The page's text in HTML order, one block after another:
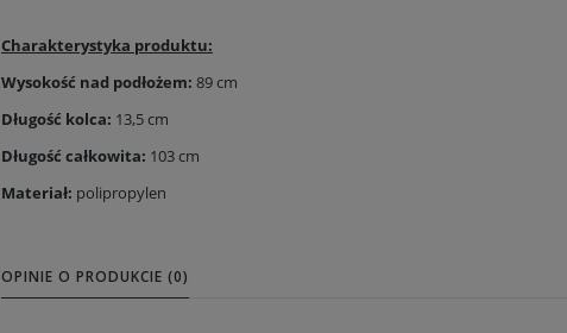
Charakterystyka produktu:
Wysokość nad podłożem: 89 cm
Długość kolca: 13,5 cm
Długość całkowita: 103 cm
Materiał: polipropylen
OPINIE O PRODUKCIE (0)